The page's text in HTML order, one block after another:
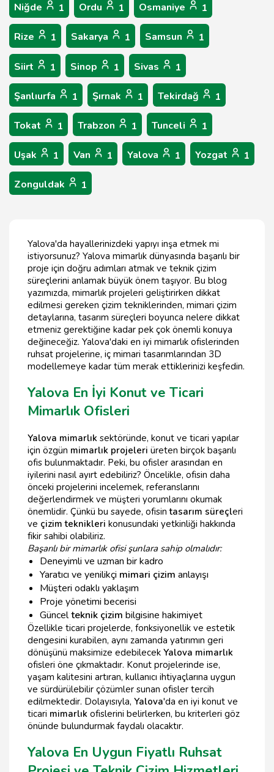
Niğde 1 Ordu 1 Osmaniye 1
Rize 1 Sakarya 1 Samsun 1
Siirt 1 Sinop 1 Sivas 1
Şanlıurfa 1 Şırnak 1 Tekirdağ 1
Tokat 1 Trabzon 1 Tunceli 1
Uşak 1 Van 1 Yalova 1 Yozgat 1
Zonguldak 1
Yalova'da hayallerinizdeki yapıyı inşa etmek mi
istiyorsunuz? Yalova mimarlık dünyasında başarılı bir
proje için doğru adımları atmak ve teknik çizim
süreçlerini anlamak büyük önem taşıyor. Bu blog
yazımızda, mimarlık projeleri geliştirirken dikkat
edilmesi gereken çizim tekniklerinden, mimari çizim
detaylarına, tasarım süreçleri boyunca nelere dikkat
etmeniz gerektiğine kadar pek çok önemli konuya
değineceğiz. Yalova'daki en iyi mimarlık ofislerinden
ruhsat projelerine, iç mimari tasarımlarından 3D
modellemeye kadar tüm merak ettiklerinizi keşfedin.
Yalova En İyi Konut ve Ticari
Mimarlık Ofisleri
Yalova mimarlık sektöründe, konut ve ticari yapılar
için özgün mimarlık projeleri üreten birçok başarılı
ofis bulunmaktadır. Peki, bu ofisler arasından en
iyilerini nasıl ayırt edebiliriz? Öncelikle, ofisin daha
önceki projelerini incelemek, referanslarını
değerlendirmek ve müşteri yorumlarını okumak
önemlidir. Çünkü bu sayede, ofisintasarım süreçleri
ve çizim teknikleri konusundaki yetkinliği hakkında
fikir sahibi olabiliriz.
Başarılı bir mimarlık ofisi şunlara sahip olmalıdır:
Deneyimli ve uzman bir kadro
Yaratıcı ve yenilikçi mimari çizim anlayışı
Müşteri odaklı yaklaşım
Proje yönetimi becerisi
Güncelteknik çizim bilgisine hakimiyet
Özellikle ticari projelerde, fonksiyonellik ve estetik
dengesini kurabilen, aynı zamanda yatırımın geri
dönüşünü maksimize edebilecek Yalova mimarlık
ofisleri öne çıkmaktadır. Konut projelerinde ise,
yaşam kalitesini artıran, kullanıcı ihtiyaçlarına uygun
ve sürdürülebilir çözümler sunan ofisler tercih
edilmektedir. Dolayısıyla, Yalova'da en iyi konut ve
ticari mimarlık ofislerini belirlerken, bu kriterleri göz
önünde bulundurmak faydalı olacaktır.
Yalova En Uygun Fiyatlı Ruhsat